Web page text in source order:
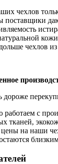
чехлов
поставщики
чехлов
дороже
с
тканей,
цены на наши